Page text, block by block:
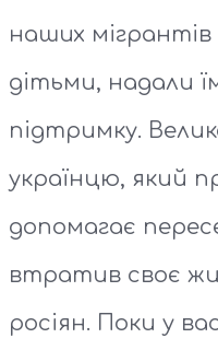
наших мігрантів
дітьми, надали
підтримку.
українцю, який
допомагає
втратив своє
росіян. Поки у